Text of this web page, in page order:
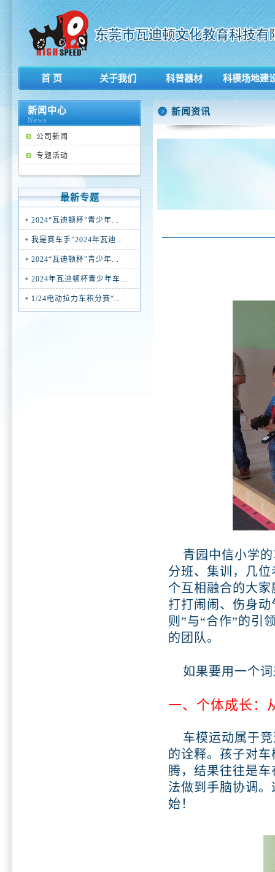
首 页 关于我们 科普器材 科模场地建
新闻中心
News
公司新闻
专题活动
最新专题
2024“瓦迪顿杯”青少年...
我是赛车手”2024年瓦迪...
2024“瓦迪顿杯”青少年...
2024年瓦迪顿杯青少年车...
1/24电动拉力车积分赛“...
新闻资讯
青园中信小学的
分班、集训，几
个互相融合的大
打打闹闹、伤身
则”与“合作”的引
的团队。
如果要用一个词
一、个体成长：
车模运动属于竞
的诠释。孩子对
腾，结果往往是
法做到手脑协调
始！